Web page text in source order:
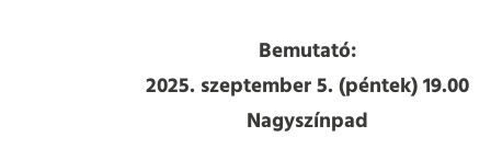
Bemutató:
2025. szeptember 5. (péntek) 19.00
Nagyszínpad